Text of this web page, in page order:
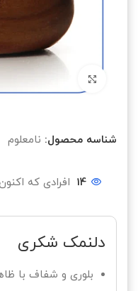
شناسه محصول: نامعلوم
14 افرادی که
دلنمک شکری
بلوری و شفاف با